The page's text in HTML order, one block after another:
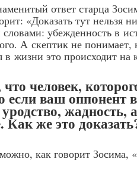
ответ старца
«Доказать тут нельзя
убежденность в
А скептик не понимает,
в жизни это происходит
человек,
если ваш оппонент
жадность,
Как же это
как говорит Зосима,